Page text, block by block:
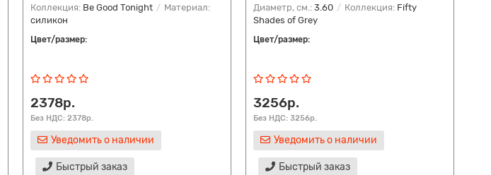
Коллекция: Be Good Tonight
Материал:
силикон
Цвет/размер:
2378р.
Без НДС: 2378р.
Уведомить о наличии
Быстрый заказ
Диаметр, см.: 3.60 Коллекция: Fifty
Shades of Grey
Цвет/размер:
3256р.
Без НДС: 3256р.
Уведомить о наличии
Быстрый заказ